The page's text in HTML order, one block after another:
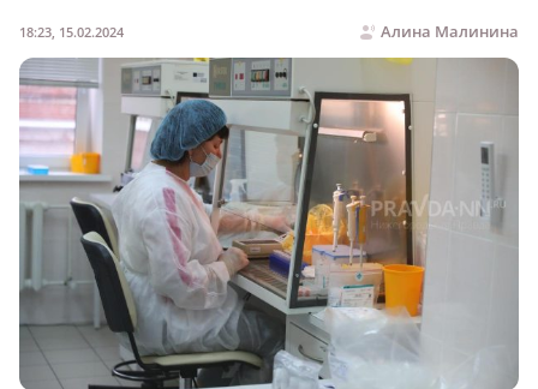
Алина Малинина
18:23, 15.02.2024